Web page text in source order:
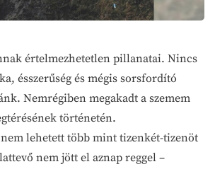
értelmezhetetlen pillanatai. Nincs
ésszerűség és mégis sorsfordító
Nemrégiben megakadt a szemem
történetén.
lehetett több mint tizenkét-tizenöt
nem jött el aznap reggel –